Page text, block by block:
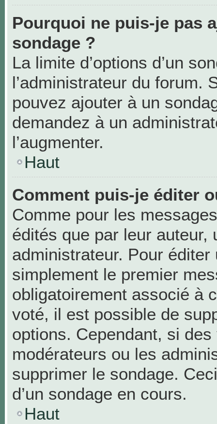
Pourquoi ne puis-je pas
sondage ?
La limite d’options d’un
l’administrateur du forum.
pouvez ajouter à un
demandez à un
l’augmenter.
Haut
Comment puis-je éditer
Comme pour les
édités que par leur auteur,
administrateur. Pour
simplement le premier
obligatoirement associé à
voté, il est possible de
options. Cependant, si
modérateurs ou les
supprimer le sondage.
d’un sondage en cours.
Haut